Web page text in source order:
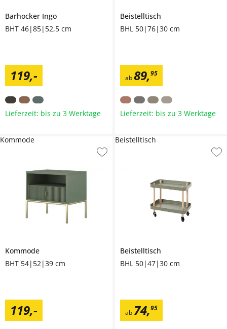
Barhocker Ingo
BHT 46|85|52,5 cm
119,-
Lieferzeit: bis zu 3 Werktage
Beistelltisch
BHL 50|76|30 cm
ab 89,95
Lieferzeit: bis zu 3 Werktage
Kommode
BHT 54|52|39 cm
119,-
Kommode
Beistelltisch
BHL 50|47|30 cm
ab 74,95
Beistelltisch